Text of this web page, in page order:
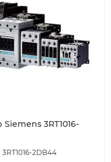
Siemens 3RT1016-
3RT1016-2DB44